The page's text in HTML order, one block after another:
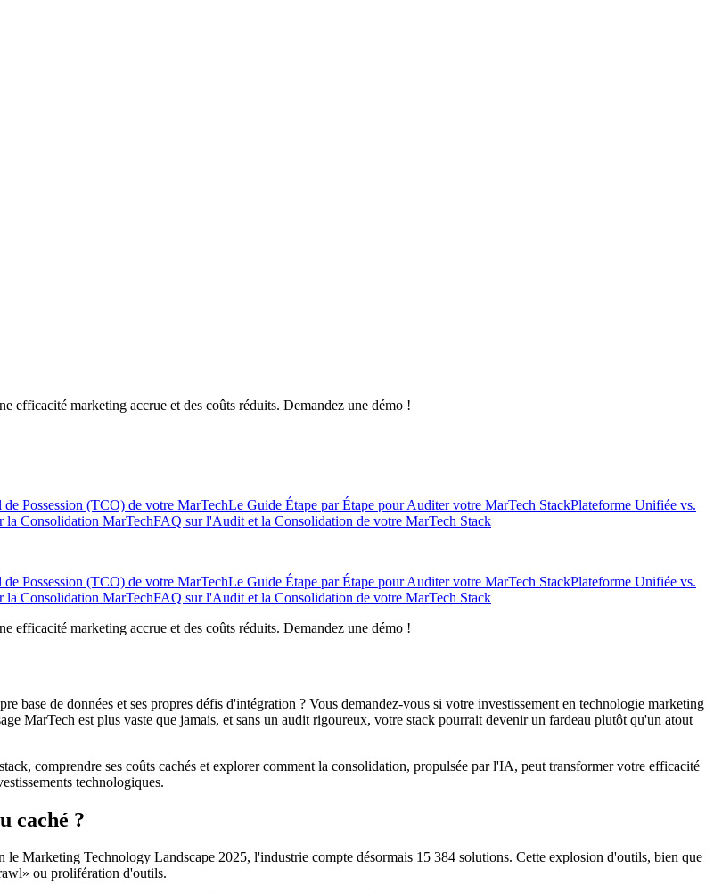
marketing accrue et des coûts réduits. Demandez une démo !
Possession (TCO) de votre MarTechLe Guide Étape par Étape pour Auditer votre MarTech StackPlateforme Unifiée vs.
la Consolidation MarTechFAQ sur l'Audit et la Consolidation de votre MarTech Stack
Possession (TCO) de votre MarTechLe Guide Étape par Étape pour Auditer votre MarTech StackPlateforme Unifiée vs.
la Consolidation MarTechFAQ sur l'Audit et la Consolidation de votre MarTech Stack
marketing accrue et des coûts réduits. Demandez une démo !
base de données et ses propres défis d'intégration ? Vous demandez-vous si votre investissement en technologie marketing
MarTech est plus vaste que jamais, et sans un audit rigoureux, votre stack pourrait devenir un fardeau plutôt qu'un atout
comprendre ses coûts cachés et explorer comment la consolidation, propulsée par l'IA, peut transformer votre efficacité
technologiques.
caché ?
Marketing Technology Landscape 2025, l'industrie compte désormais 15 384 solutions. Cette explosion d'outils, bien que
ou prolifération d'outils.